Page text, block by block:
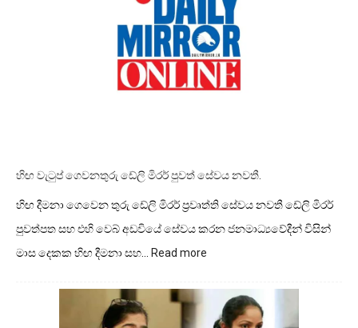
සම්මන්ත්‍රණයක්
හිඟ වැටුප් ගෙවනතුරු ඩේලි මිරර් පුවත් සේවය නවතී.
හිඟ දීමනා ගෙවෙන තුරු ඩේලි මිරර් ප්‍රවෘත්ති සේවය නවතී ඩේලි මිරර්
පුවත්පත සහ එහි වෙබ් අඩවියේ සේවය කරන ජනමාධ්‍යවේදීන් විසින්
මාස දෙකක හිඟ දීමනා සහ…
Read more
ගෙවනතුරු
ඩේලි